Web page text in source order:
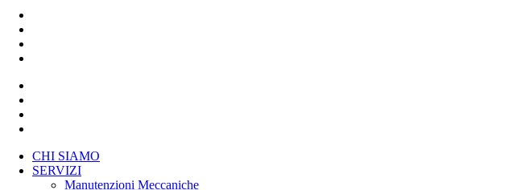
SERVIZI
Manutenzioni Meccaniche
Servizi Carrozzeria